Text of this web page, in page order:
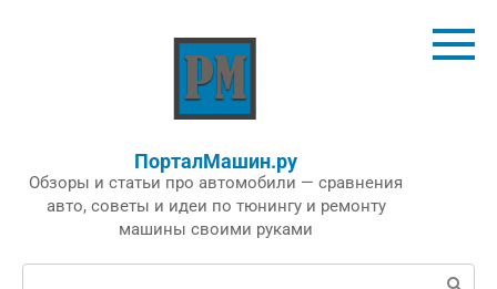
ПорталМашин.ру
Обзоры и статьи про автомобили — сравнения
авто, советы и идеи по тюнингу и ремонту
машины своими руками
Поиск: